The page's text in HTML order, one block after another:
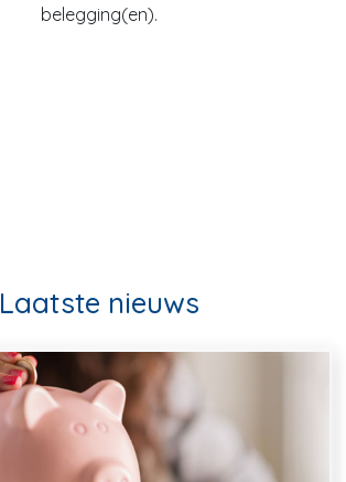
belegging(en).
Laatste nieuws